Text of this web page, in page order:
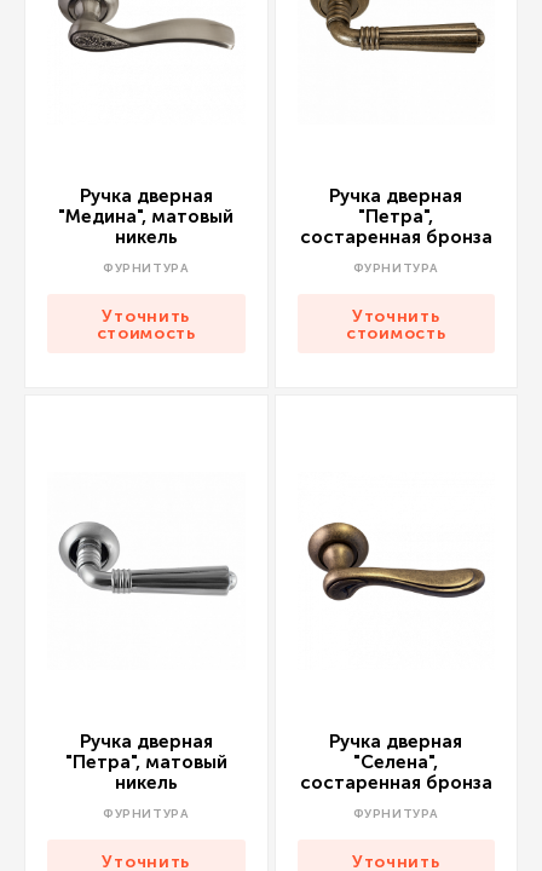
Ручка дверная
"Медина", матовый
никель
ФУРНИТУРА
Уточнить
стоимость
Ручка дверная
"Петра",
состаренная бронза
ФУРНИТУРА
Уточнить
стоимость
Ручка дверная
"Петра", матовый
никель
ФУРНИТУРА
Уточнить
Ручка дверная
"Селена",
состаренная бронза
ФУРНИТУРА
Уточнить